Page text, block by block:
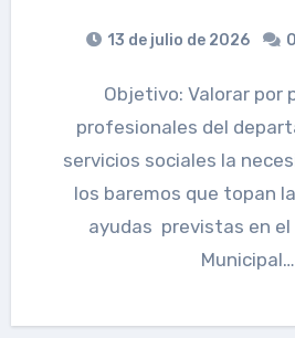
13 de julio de 2026
Objetivo: Valorar por parte de los
profesionales del
servicios sociales la
los baremos que topan
ayudas previstas en el
Municipal…